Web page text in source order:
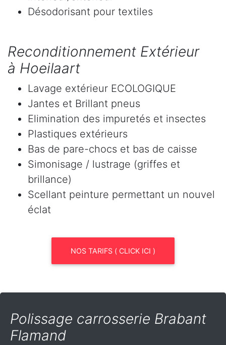
Désodorisant pour textiles
Reconditionnement Extérieur
à Hoeilaart
Lavage extérieur ECOLOGIQUE
Jantes et Brillant pneus
Elimination des impuretés et insectes
Plastiques extérieurs
Bas de pare-chocs et bas de caisse
Simonisage / lustrage (griffes et
brillance)
Scellant peinture permettant un nouvel
éclat
NOS TARIFS ( CLICK ICI )
Polissage carrosserie Brabant
Flamand